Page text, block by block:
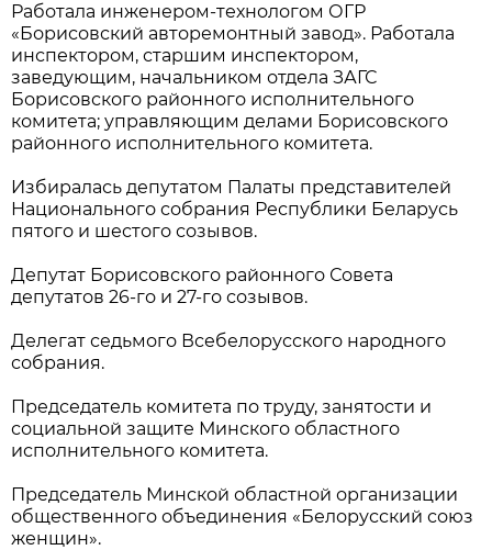
Работала инженером-технологом ОГР
«Борисовский авторемонтный завод». Работала
инспектором, старшим инспектором,
заведующим, начальником отдела ЗАГС
Борисовского районного исполнительного
комитета; управляющим делами Борисовского
районного исполнительного комитета.
Избиралась депутатом Палаты представителей
Национального собрания Республики Беларусь
пятого и шестого созывов.
Депутат Борисовского районного Совета
депутатов 26-го и 27-го созывов.
Делегат седьмого Всебелорусского народного
собрания.
Председатель комитета по труду, занятости и
социальной защите Минского областного
исполнительного комитета.
Председатель Минской областной организации
общественного объединения «Белорусский союз
женщин».